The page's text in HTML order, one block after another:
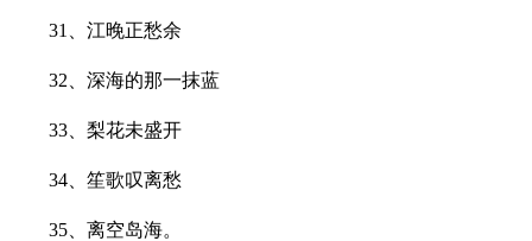
31、江晚正愁余
32、深海的那一抹蓝
33、梨花未盛开
34、笙歌叹离愁
35、离空岛海。